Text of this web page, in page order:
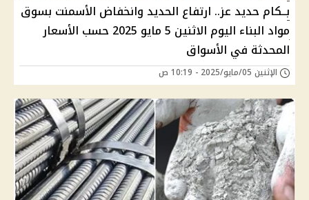
بــكام حديد عز.. ارتفاع الحديد وانخفاض الأسمنت بسوق
مواد البناء اليوم الاثنين 5 مايو 2025 حسب الأسعار
المحدثة في الأسواق
الإثنين 05/مايو/2025 - 10:19 ص